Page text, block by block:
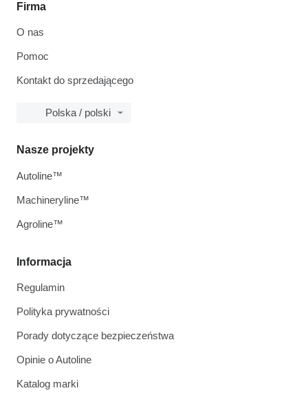
Firma
O nas
Pomoc
Kontakt do sprzedającego
Polska / polski
Informacja
Regulamin
Polityka prywatności
Porady dotyczące bezpieczeństwa
Opinie o Autoline
Katalog marki
Nasze projekty
Autoline™
Machineryline™
Agroline™